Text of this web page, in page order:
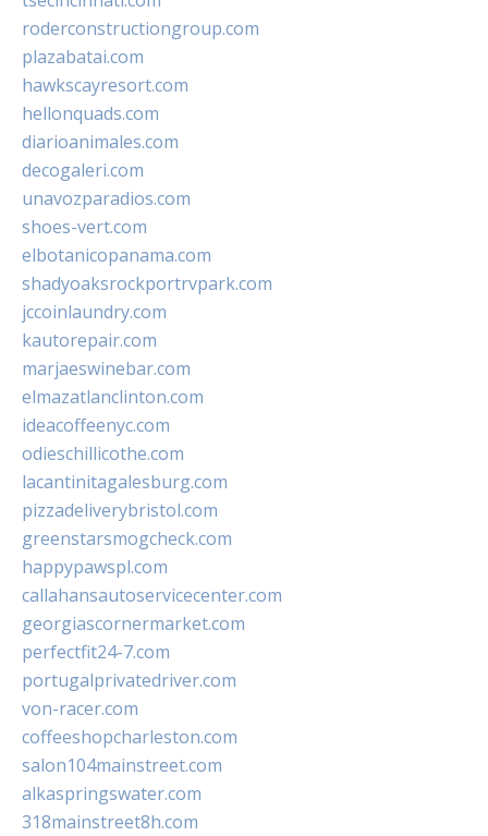
roderconstructiongroup.com
plazabatai.com
hawkscayresort.com
hellonquads.com
diarioanimales.com
decogaleri.com
unavozparadios.com
shoes-vert.com
elbotanicopanama.com
shadyoaksrockportrvpark.com
jccoinlaundry.com
kautorepair.com
marjaeswinebar.com
elmazatlanclinton.com
ideacoffeenyc.com
odieschillicothe.com
lacantinitagalesburg.com
pizzadeliverybristol.com
greenstarsmogcheck.com
happypawspl.com
callahansautoservicecenter.com
georgiascornermarket.com
perfectfit24-7.com
portugalprivatedriver.com
von-racer.com
coffeeshopcharleston.com
salon104mainstreet.com
alkaspringswater.com
318mainstreet8h.com